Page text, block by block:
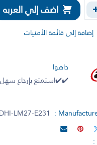
اضف إلي العربه
إضافة إلى قائمة الأمنيات
داهوا
✔️✔️استمتع بإرجاع
DHI-LM27-E231
: